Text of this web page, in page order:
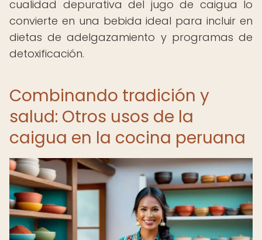
cualidad depurativa del jugo de caigua lo
convierte en una bebida ideal para incluir en
dietas de adelgazamiento y programas de
detoxificación.
Combinando tradición y
salud: Otros usos de la
caigua en la cocina peruana